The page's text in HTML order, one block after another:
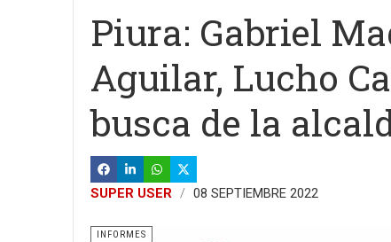
Piura: Gabriel
Aguilar, Lucho
busca de la
SUPER USER 08 SEPTIEMBRE 2022
INFORMES